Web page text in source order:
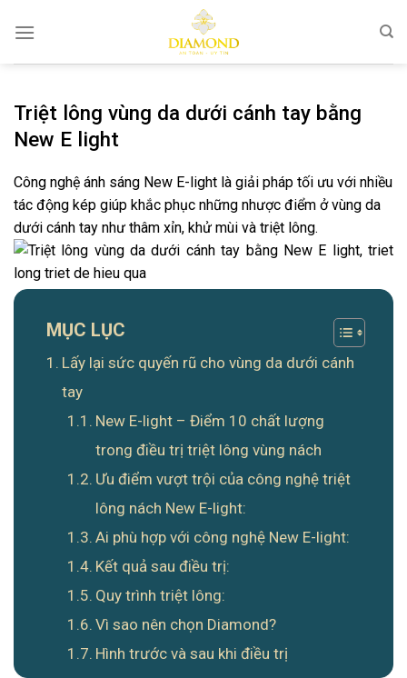
qua
Triệt lông vùng da dưới cánh tay bằng
New E light
Công nghệ ánh sáng New E-light là giải pháp tối ưu với nhiều
tác động kép giúp khắc phục những nhược điểm ở vùng da
dưới cánh tay như thâm xỉn, khử mùi và triệt lông.
MỤC LỤC
Lấy lại sức quyến rũ cho vùng da dưới cánh
tay
New E-light – Điểm 10 chất lượng
trong điều trị triệt lông vùng nách
Ưu điểm vượt trội của công nghệ triệt
lông nách New E-light:
Ai phù hợp với công nghệ New E-light:
Kết quả sau điều trị:
Quy trình triệt lông:
Vì sao nên chọn Diamond?
Hình trước và sau khi điều trị